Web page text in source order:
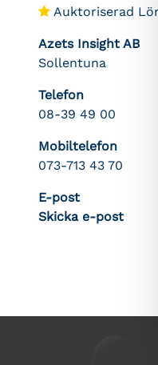
Auktoriserad
Azets Insight AB
Sollentuna
Telefon
08-39 49 00
Mobiltelefon
073-713 43 70
E-post
Skicka e-post